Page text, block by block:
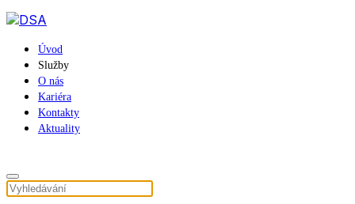
Úvod
Služby
O nás
Kariéra
Kontakty
Aktuality